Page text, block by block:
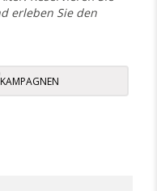
erleben Sie den
KAMPAGNEN